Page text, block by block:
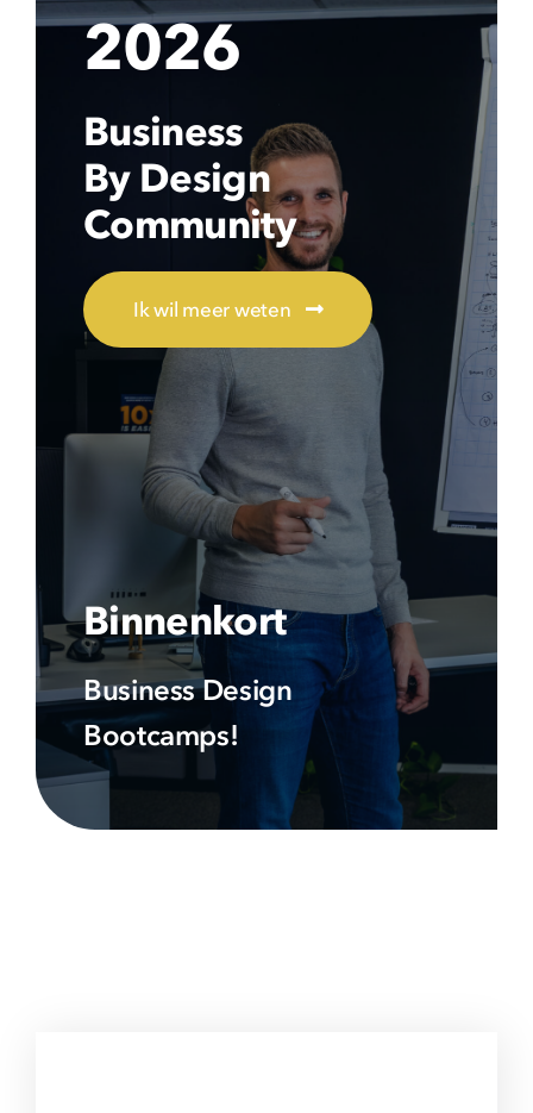
2026
Business
By Design
Community
Ik wil meer weten
Binnenkort
Business Design
Bootcamps!